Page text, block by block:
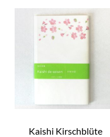
Kaishi Kirschblüte